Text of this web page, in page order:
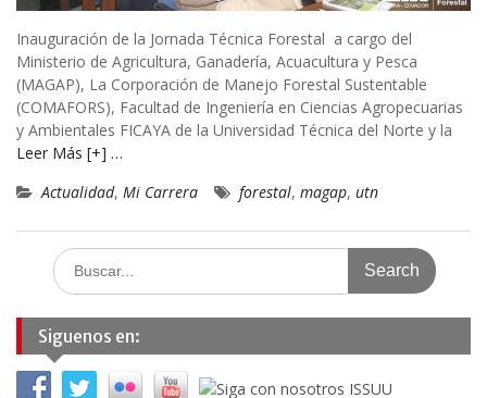
Inauguración de la Jornada Técnica Forestal a cargo del
Ministerio de Agricultura, Ganadería, Acuacultura y Pesca
(MAGAP), La Corporación de Manejo Forestal Sustentable
(COMAFORS), Facultad de Ingeniería en Ciencias Agropecuarias
y Ambientales FICAYA de la Universidad Técnica del Norte y la
Leer Más [+] …
Actualidad, Mi Carrera forestal, magap, utn
Search
for:
Siguenos en: